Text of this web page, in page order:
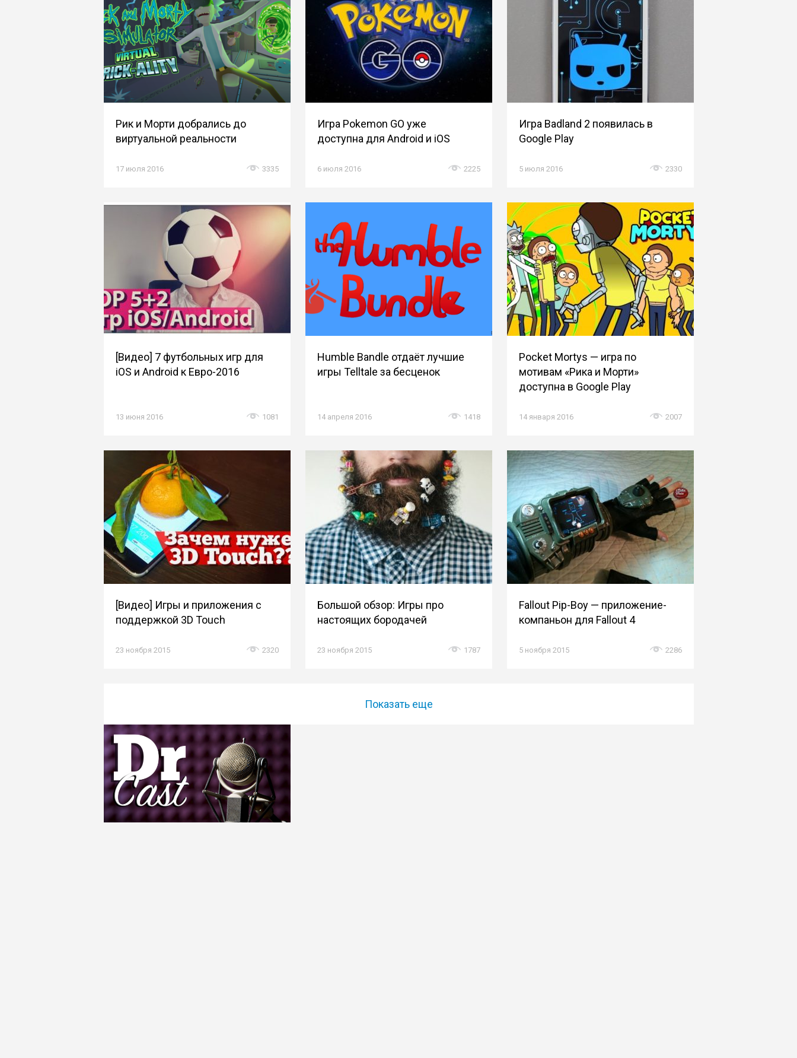
Рик и Морти добрались до
виртуальной реальности
17 июля 2016 3335
Игра Pokemon GO уже
доступна для Android и iOS
6 июля 2016 2225
Игра Badland 2 появилась в
Google Play
5 июля 2016 2330
[Видео] 7 футбольных игр для
iOS и Android к Евро-2016
13 июня 2016 1081
Humble Bandle отдаёт лучшие
игры Telltale за бесценок
14 апреля 2016 1418
Pocket Mortys — игра по
мотивам «Рика и Морти»
доступна в Google Play
14 января 2016 2007
[Видео] Игры и приложения с
поддержкой 3D Touch
23 ноября 2015 2320
Большой обзор: Игры про
настоящих бородачей
23 ноября 2015 1787
Fallout Pip-Boy — приложение-
компаньон для Fallout 4
5 ноября 2015 2286
Показать еще